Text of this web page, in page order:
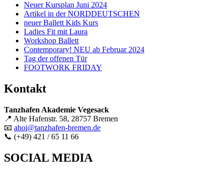
Neuer Kursplan Juni 2024
Artikel in der NORDDEUTSCHEN
neuer Ballett Kids Kurs
Ladies Fit mit Laura
Workshop Ballett
Contemporary! NEU ab Februar 2024
Tag der offenen Tür
FOOTWORK FRIDAY
Kontakt
Tanzhafen Akademie Vegesack
📍 Alte Hafenstr. 58, 28757 Bremen
📧 ahoi@tanzhafen-bremen.de
📞 (+49) 421 / 65 11 66
SOCIAL MEDIA